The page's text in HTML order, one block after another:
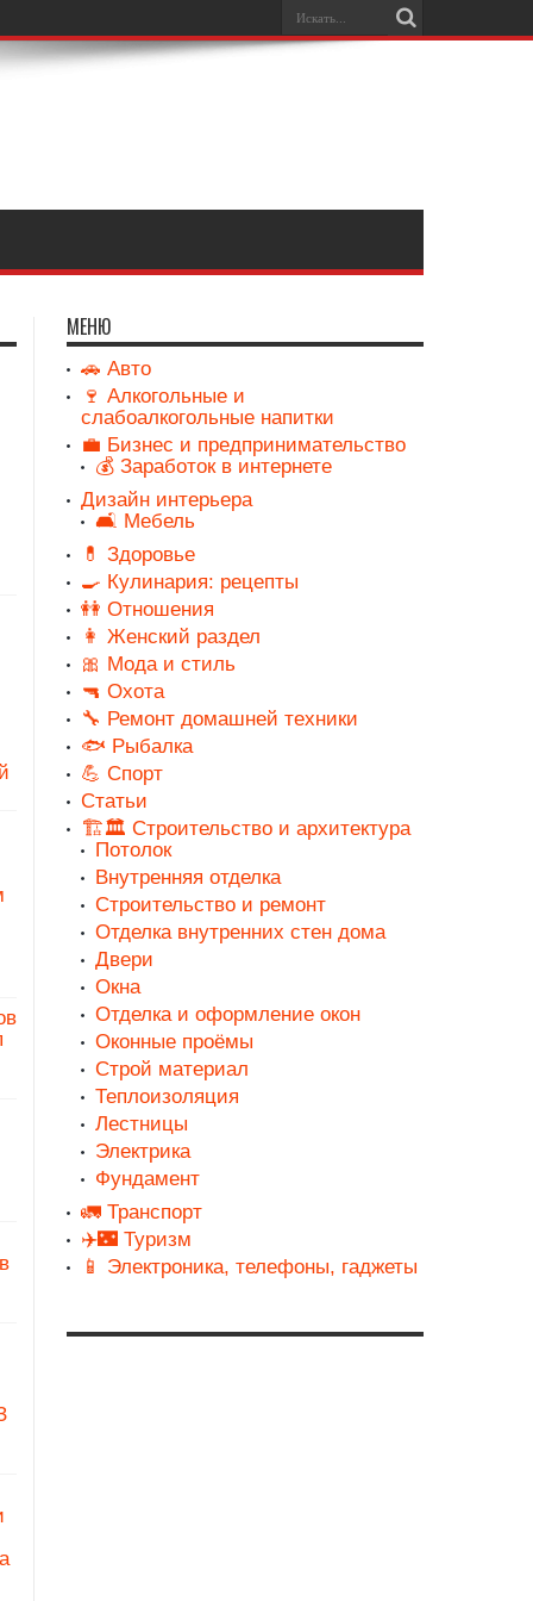
МЕНЮ
🚗 Авто
🍷 Алкогольные и
слабоалкогольные напитки
💼 Бизнес и предпринимательство
💰 Заработок в интернете
Дизайн интерьера
🛋️ Мебель
💊 Здоровье
🍳 Кулинария: рецепты
👭 Отношения
👩 Женский раздел
🎀 Мода и стиль
🔫 Охота
🔧 Ремонт домашней техники
🐟 Рыбалка
💪 Спорт
Статьи
🏗️🏛️ Строительство и архитектура
Потолок
Внутренняя отделка
Строительство и ремонт
Отделка внутренних стен дома
Двери
Окна
Отделка и оформление окон
Оконные проёмы
Строй материал
Теплоизоляция
Лестницы
Электрика
Фундамент
🚛 Транспорт
✈️🌃 Туризм
📱 Электроника, телефоны, гаджеты